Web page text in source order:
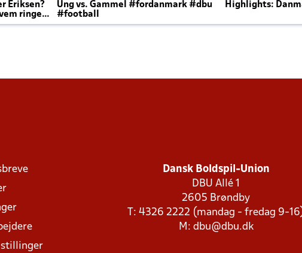
Eriksen?
ringer
Ung vs. Gammel #fordanmark #dbu
#football
Highlights:
stillinger
Dansk Boldspil-Union
DBU Allé 1
2605 Brøndby
T: 4326 2222 (mandag - fredag 9-
M: dbu@dbu.dk